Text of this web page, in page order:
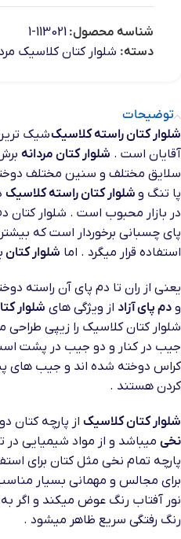
شناسه محصول: 113021-1
دسته: شلوار کتان کلاسیک
توضیحات
شلوار کتان راسته کلاسیکشیک
آقایان است . شلوار کتان مردانه
سلایق مختلف و سنین مختلف
پا تنگ و شلوار کتان راسته کلاسیک
در بازار محبوب است . شلوار کتان
پای چسبانی برخوردار است که
استفاده قرار میگرد . اما شلوار کتان
یعنی از ران تا دم پای آن راسته
و دم پای آزاد از ویژگی های شلوار
شلوار کتان کلاسیک را زیپی طراحی
جیب در کنار و دو جیب در پشت
کراس دوخته شده اند و جیب های
کردن هستند .
شلوار کتان کلاسیک از پارچه کتان
نخی میباشد و از مواد شیمیایی
پارچه تمام نخی مثل کتان برای
برای مجالس و مهمانی بسیار
نور آفتاب رنگ عوض میکند و اگر
رنگ رفتگی سریع ظاهر میشود .